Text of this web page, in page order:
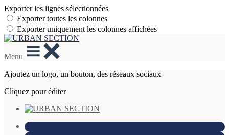
Exporter les lignes sélectionnées
Exporter toutes les colonnes
Exporter uniquement les colonnes affichées
Menu
Ajoutez un logo, un bouton, des réseaux sociaux
Cliquez pour éditer